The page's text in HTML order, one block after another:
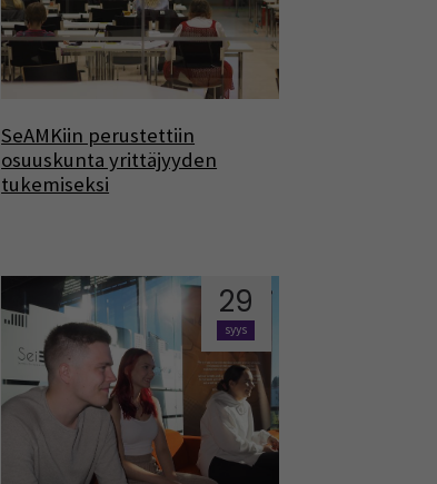
SeAMKiin perustettiin
osuuskunta yrittäjyyden
tukemiseksi
29
syys